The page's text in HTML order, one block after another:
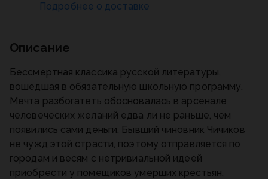
Описание
Бессмертная классика русской литературы,
вошедшая в обязательную школьную программу.
Мечта разбогатеть обосновалась в арсенале
человеческих желаний едва ли не раньше, чем
появились сами деньги. Бывший чиновник Чичиков
не чужд этой страсти, поэтому отправляется по
городам и весям с нетривиальной идеей
приобрести у помещиков умерших крестьян,
Подробнее о доставке